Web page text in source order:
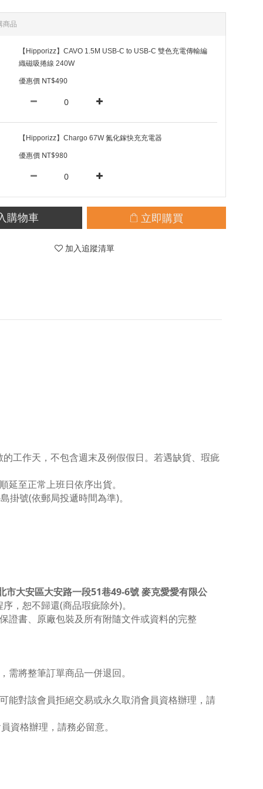
商品
【Hipporizz】CAVO 1.5M USB-C to USB-C 雙色充電傳輸編
織磁吸捲線 240W
優惠價 NT$490
【Hipporizz】Chargo 67W 氮化鎵快充充電器
優惠價 NT$980
購物車 立即購買
加入追蹤清單
工作天，不包含週末及例假假日。若遇缺貨、瑕疵
至正常上班日依序出貨。
號(依郵局投遞時間為準)。
市大安區大安路一段51巷49-6號 麥克愛愛有限公
，恕不歸還(商品瑕疵除外)。
證書、原廠包裝及所有附隨文件或資料的完整
將整筆訂單商品一併退回。
能對該會員拒絕交易或永久取消會員資格辦理，請
資格辦理，請務必留意。